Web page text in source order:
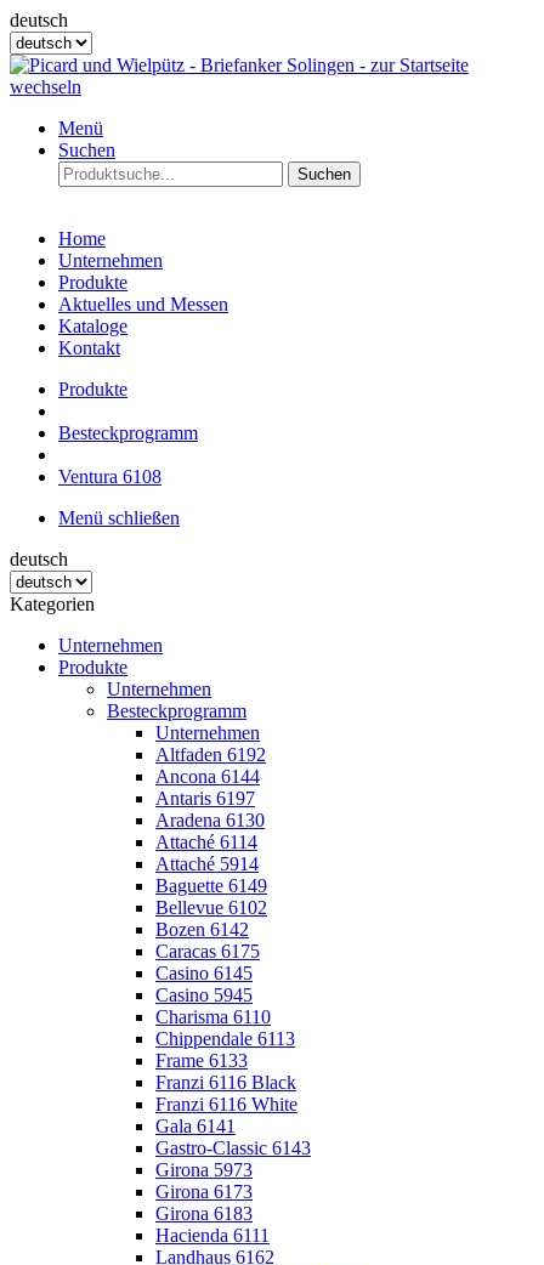
deutsch
Menü
Suchen
Suchen
Home
Unternehmen
Produkte
Aktuelles und Messen
Kataloge
Kontakt
Produkte
Besteckprogramm
Ventura 6108
Menü schließen
deutsch
Kategorien
Unternehmen
Produkte
Unternehmen
Besteckprogramm
Unternehmen
Altfaden 6192
Ancona 6144
Antaris 6197
Aradena 6130
Attaché 6114
Attaché 5914
Baguette 6149
Bellevue 6102
Bozen 6142
Caracas 6175
Casino 6145
Casino 5945
Charisma 6110
Chippendale 6113
Frame 6133
Franzi 6116 Black
Franzi 6116 White
Gala 6141
Gastro-Classic 6143
Girona 5973
Girona 6173
Girona 6183
Hacienda 6111
Landhaus 6162